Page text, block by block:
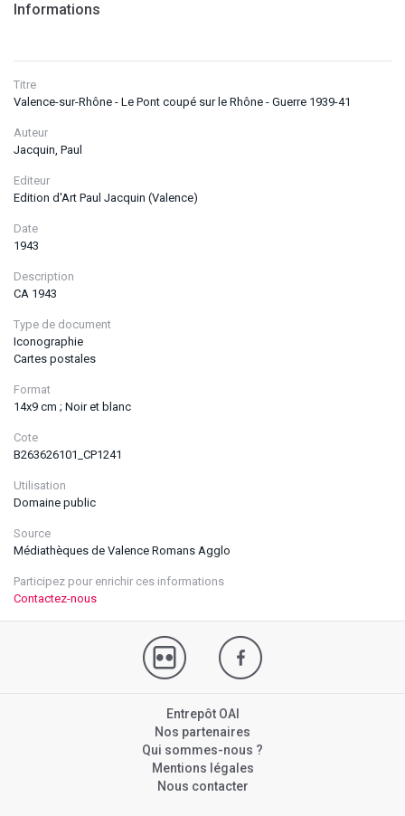
Informations
Titre
Valence-sur-Rhône - Le Pont coupé sur le Rhône - Guerre 1939-41
Auteur
Jacquin, Paul
Editeur
Edition d'Art Paul Jacquin (Valence)
Date
1943
Description
CA 1943
Type de document
Iconographie
Cartes postales
Format
14x9 cm ; Noir et blanc
Cote
B263626101_CP1241
Utilisation
Domaine public
Source
Médiathèques de Valence Romans Agglo
Participez pour enrichir ces informations
Contactez-nous
Entrepôt OAI
Nos partenaires
Qui sommes-nous ?
Mentions légales
Nous contacter